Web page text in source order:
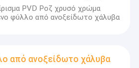
PVD Ροζ χρυσό χρώμα
φύλλο από ανοξείδωτο χάλυβα
από ανοξείδωτο χάλυβα